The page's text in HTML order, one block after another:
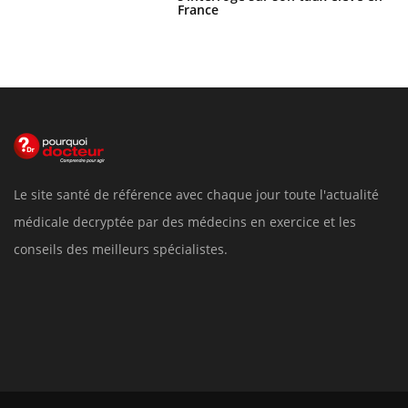
France
Le site santé de référence avec chaque jour toute l'actualité
médicale decryptée par des médecins en exercice et les
conseils des meilleurs spécialistes.